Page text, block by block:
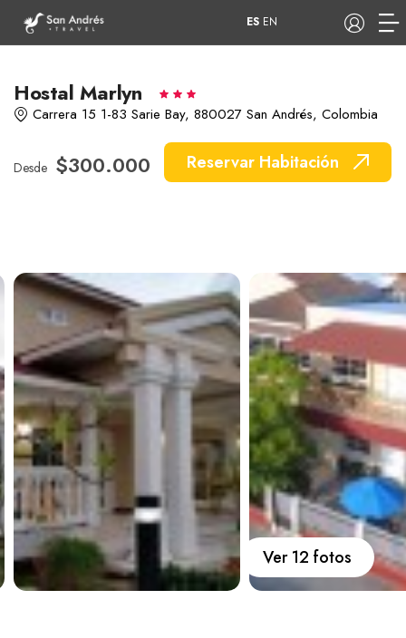
Tours Apartamentos
Hoteles Barcos
Carros Ayuda
Guía de turismo Nosotros
ES EN
Hostal Marlyn
Carrera 15 1-83 Sarie Bay, 880027 San Andrés, Colombia
Desde $300.000 Reservar Habitación
Ver 12 fotos